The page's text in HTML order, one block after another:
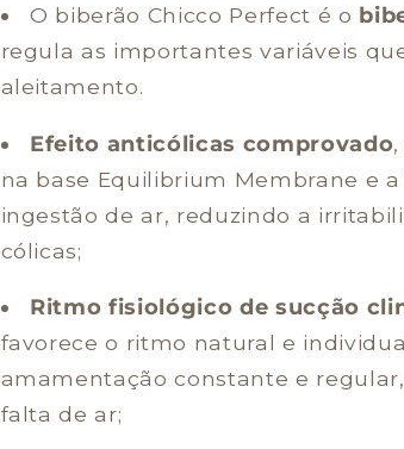
300ml
-
Natural
300ml
-
Natural
O biberão Chicco Perfect é o
regula as importantes variáveis
aleitamento.
Efeito anticólicas comprovado
na base Equilibrium Membrane e
ingestão de ar, reduzindo a
cólicas;
Ritmo fisiológico de sucção
favorece o ritmo natural e
amamentação constante e
falta de ar;